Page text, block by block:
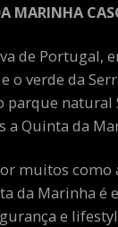
MARINHA
de Portugal,
o verde da
natural
Quinta da
muitos como
da Marinha é
e